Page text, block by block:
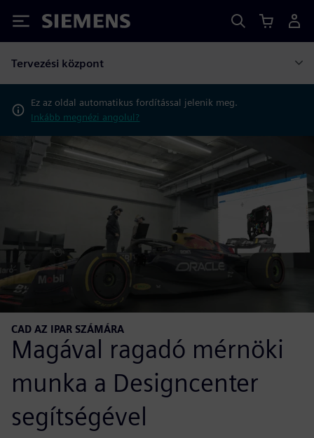
Siemens
Tervezési központ
Ez az oldal automatikus fordítással jelenik meg.
Inkább megnézi angolul?
CAD AZ IPAR SZÁMÁRA
Magával ragadó mérnöki
munka a Designcenter
segítségével